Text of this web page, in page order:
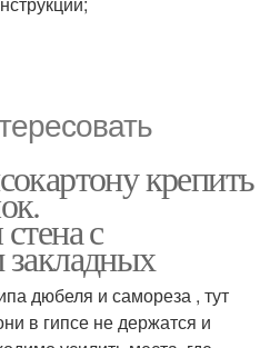
крепить
с
закладных
дюбеля и самореза , тут
в гипсе не держатся и